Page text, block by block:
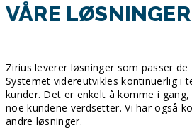
VÅRE LØSNINGER
Zirius leverer løsninger som passer
Systemet videreutvikles kontinuerlig i
kunder. Det er enkelt å komme i
noe kundene verdsetter. Vi har også
andre løsninger.